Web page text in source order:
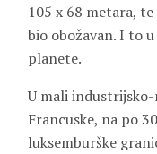
105 x 68 metara,
bio obožavan. I to
planete.
U mali
Francuske, na po
luksemburške